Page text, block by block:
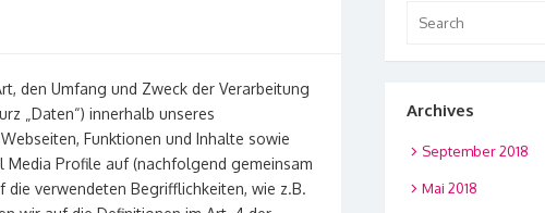
den Umfang und Zweck der Verarbeitung
„Daten“) innerhalb unseres
Funktionen und Inhalte sowie
Media Profile auf (nachfolgend gemeinsam
die verwendeten Begrifflichkeiten, wie z.B.
for:
Archives
September 2018
Mai 2018